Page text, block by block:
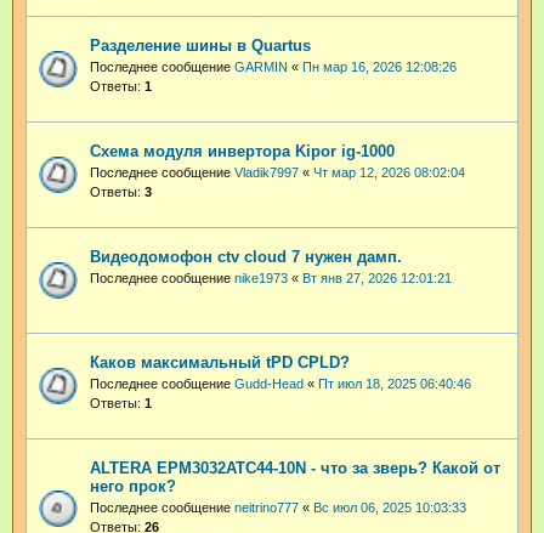
Разделение шины в Quartus
Последнее сообщение GARMIN « Пн мар 16, 2026 12:08:26
Ответы: 1
Схема модуля инвертора Kipor ig-1000
Последнее сообщение Vladik7997 « Чт мар 12, 2026 08:02:04
Ответы: 3
Видеодомофон ctv cloud 7 нужен дамп.
Последнее сообщение nike1973 « Вт янв 27, 2026 12:01:21
Каков максимальный tPD CPLD?
Последнее сообщение Gudd-Head « Пт июл 18, 2025 06:40:46
Ответы: 1
ALTERA EPM3032ATC44-10N - что за зверь? Какой от
него прок?
Последнее сообщение neitrino777 « Вс июл 06, 2025 10:03:33
Ответы: 26